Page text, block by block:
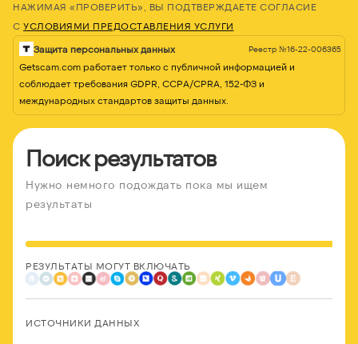
НАЖИМАЯ «ПРОВЕРИТЬ», ВЫ ПОДТВЕРЖДАЕТЕ СОГЛАСИЕ
С УСЛОВИЯМИ ПРЕДОСТАВЛЕНИЯ УСЛУГИ
Защита персональных данных Реестр №16-22-006365
Getscam.com работает только с публичной информацией и
соблюдает требования GDPR, CCPA/CPRA, 152-ФЗ и
международных стандартов защиты данных.
Поиск результатов
Нужно немного подождать пока мы ищем
результаты
РЕЗУЛЬТАТЫ МОГУТ ВКЛЮЧАТЬ
ИСТОЧНИКИ ДАННЫХ